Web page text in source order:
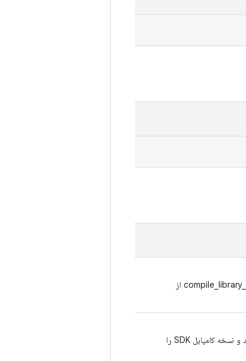
خرابی در ساخت: نشت مدیریت فایل در classes.jar در compile_library_classes_jar از
Lint کتابخانه جاوای وارد شده را به عنوان پروژه اندروید در نظر می‌گیرد و نسخه کامپایل SDK را